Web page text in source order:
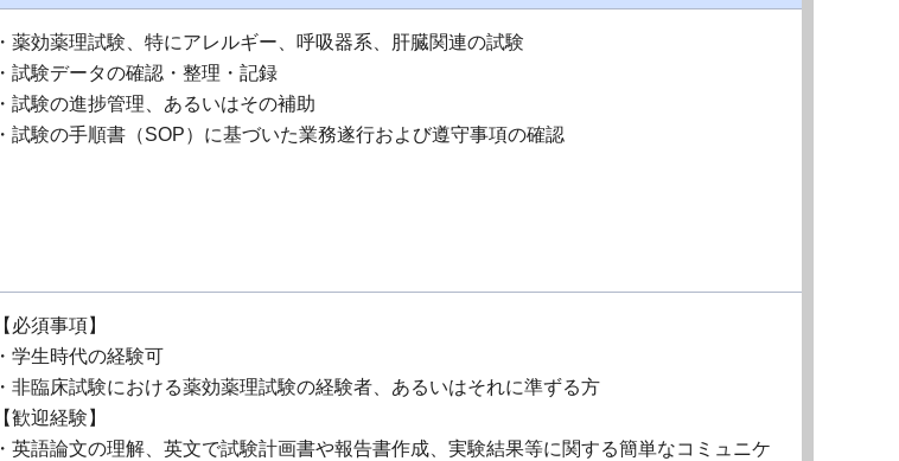
・薬効薬理試験、特にアレルギー、呼吸器系、肝臓関連の試験
・試験データの確認・整理・記録
・試験の進捗管理、あるいはその補助
・試験の手順書（SOP）に基づいた業務遂行および遵守事項の確認
【必須事項】
・学生時代の経験可
・非臨床試験における薬効薬理試験の経験者、あるいはそれに準ずる方
【歓迎経験】
・英語論文の理解、英文で試験計画書や報告書作成、実験結果等に関する簡単なコミュニケ